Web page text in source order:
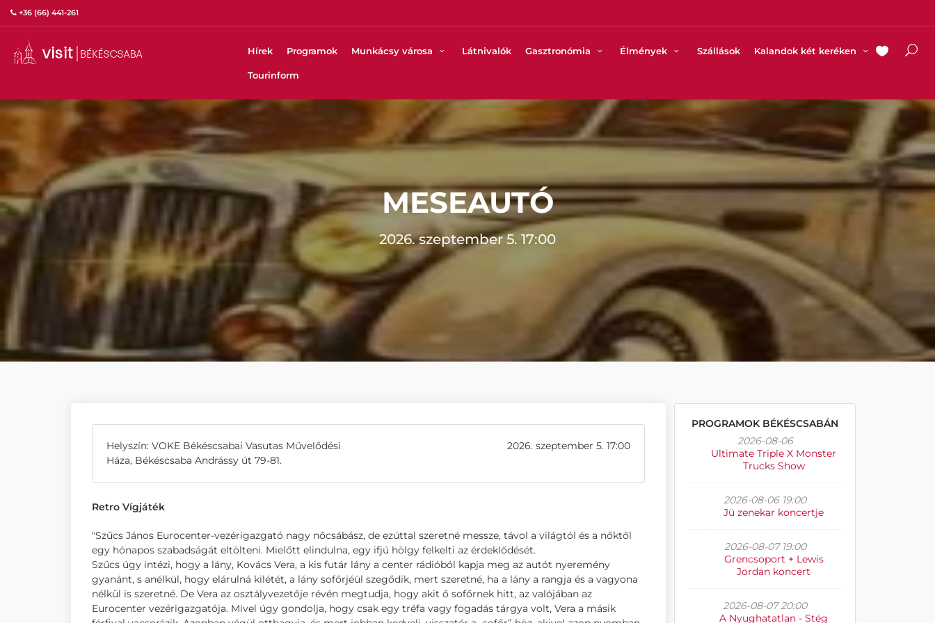
+36 (66) 441-261
Hírek Programok Munkácsy városa Látnivalók Gasztronómia Élmények Szállások Kalandok két keréken
Tourinform
MESEAUTÓ
2026. szeptember 5. 17:00
Helyszín: VOKE Békéscsabai Vasutas Művelődési
Háza, Békéscsaba Andrássy út 79-81.
2026. szeptember 5. 17:00
Retro Vígjáték
"Szűcs János Eurocenter-vezérigazgató nagy nőcsábász, de ezúttal szeretné messze, távol a világtól és a nőktől
egy hónapos szabadságát eltölteni. Mielőtt elindulna, egy ifjú hölgy felkelti az érdeklődését.
Szűcs úgy intézi, hogy a lány, Kovács Vera, a kis futár lány a center rádióból kapja meg az autót nyeremény
gyanánt, s anélkül, hogy elárulná kilétét, a lány sofőrjéül szegődik, mert szeretné, ha a lány a rangja és a vagyona
nélkül is szeretné. De Vera az osztályvezetője révén megtudja, hogy akit ő sofőrnek hitt, az valójában az
Eurocenter vezérigazgatója. Mivel úgy gondolja, hogy csak egy tréfa vagy fogadás tárgya volt, Vera a másik
PROGRAMOK BÉKÉSCSABÁN
2026-08-06
Ultimate Triple X Monster
Trucks Show
2026-08-06 19:00
Jü zenekar koncertje
2026-08-07 19:00
Grencsoport + Lewis
Jordan koncert
2026-08-07 20:00
A Nyughatatlan - Stég